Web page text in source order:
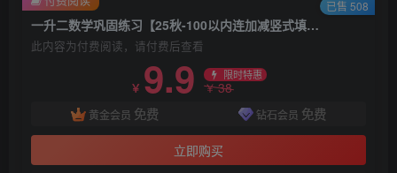
一升二数学巩固练习【25秋-100以内连加减竖式填空专项练习（36套）】
此内容为付费阅读，请付费后查看
￥ 9.9 限时特惠
￥38
黄金会员 免费 钻石会员 免费
立即购买
已售 508